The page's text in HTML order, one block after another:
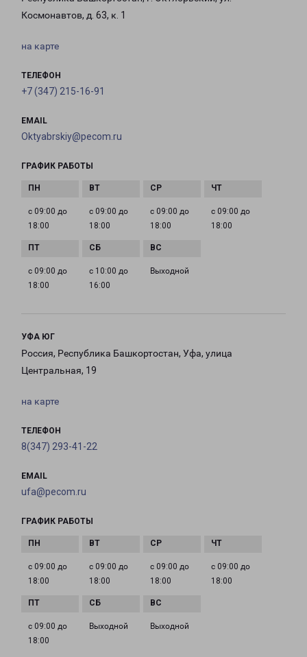
Космонавтов, д. 63, к. 1
на карте
ТЕЛЕФОН
+7 (347) 215-16-91
EMAIL
Oktyabrskiy@pecom.ru
ГРАФИК РАБОТЫ
с 09:00 до
18:00
с 09:00 до
18:00
с 09:00 до
18:00
с 09:00 до
18:00
с 09:00 до
18:00
с 10:00 до
16:00
Выходной
УФА ЮГ
Россия, Республика Башкортостан, Уфа, улица
Центральная, 19
на карте
ТЕЛЕФОН
8(347) 293-41-22
EMAIL
ufa@pecom.ru
ГРАФИК РАБОТЫ
с 09:00 до
18:00
с 09:00 до
18:00
с 09:00 до
18:00
с 09:00 до
18:00
с 09:00 до
18:00
Выходной Выходной